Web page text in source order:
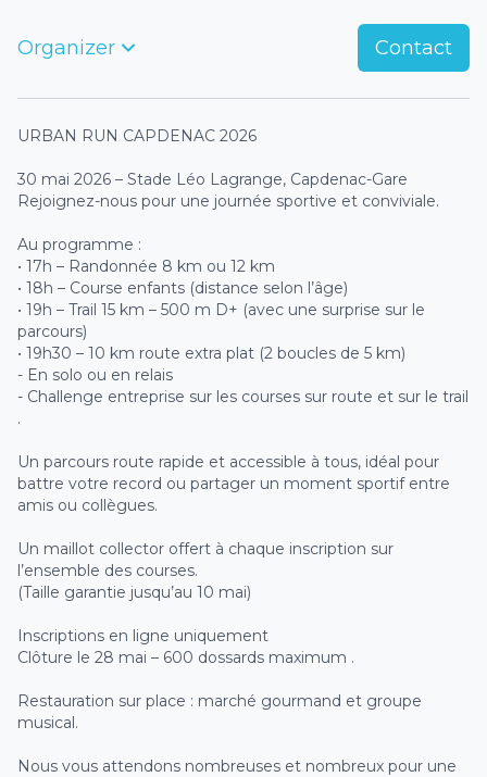
Organizer Contact
URBAN RUN CAPDENAC 2026
30 mai 2026 – Stade Léo Lagrange, Capdenac-Gare
Rejoignez-nous pour une journée sportive et conviviale.
Au programme :
• 17h – Randonnée 8 km ou 12 km
• 18h – Course enfants (distance selon l’âge)
• 19h – Trail 15 km – 500 m D+ (avec une surprise sur le
parcours)
• 19h30 – 10 km route extra plat (2 boucles de 5 km)
- En solo ou en relais
- Challenge entreprise sur les courses sur route et sur le trail
.
Un parcours route rapide et accessible à tous, idéal pour
battre votre record ou partager un moment sportif entre
amis ou collègues.
Un maillot collector offert à chaque inscription sur
l’ensemble des courses.
(Taille garantie jusqu’au 10 mai)
Inscriptions en ligne uniquement
Clôture le 28 mai – 600 dossards maximum .
Restauration sur place : marché gourmand et groupe
musical.
Nous vous attendons nombreuses et nombreux pour une